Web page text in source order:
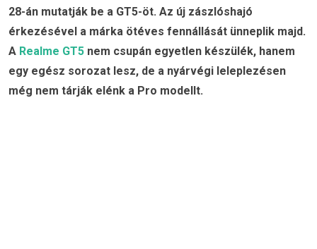
28-án mutatják be a GT5-öt. Az új zászlóshajó
érkezésével a márka ötéves fennállását ünneplik majd.
A Realme GT5 nem csupán egyetlen készülék, hanem
egy egész sorozat lesz, de a nyárvégi leleplezésen
még nem tárják elénk a Pro modellt.